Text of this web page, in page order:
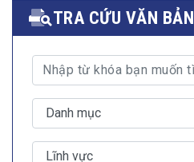
TRA CỨU VĂN BẢN